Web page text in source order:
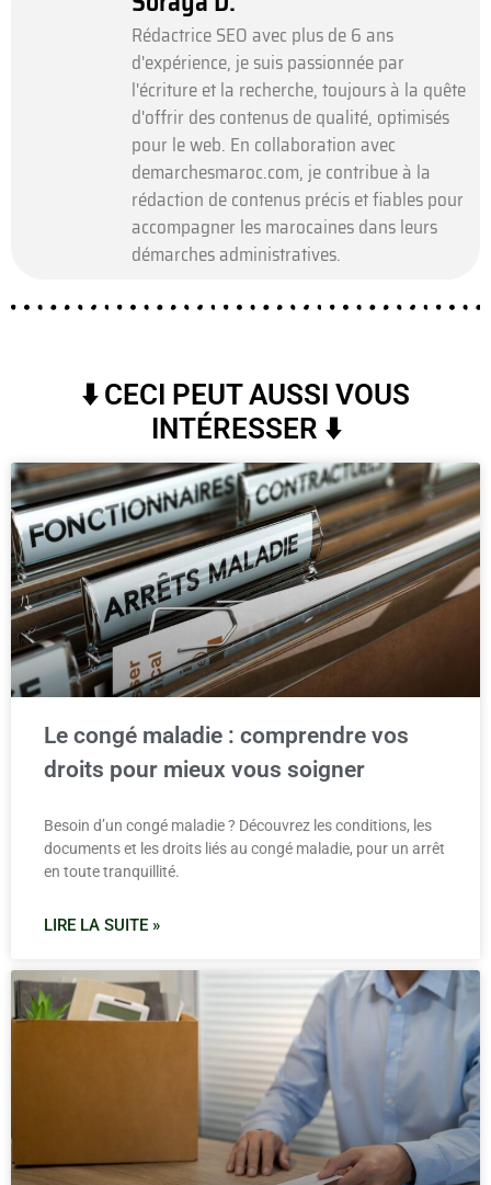
Rédactrice SEO avec plus de 6 ans
d'expérience, je suis passionnée par
l'écriture et la recherche, toujours à la quête
d'offrir des contenus de qualité, optimisés
pour le web. En collaboration avec
demarchesmaroc.com, je contribue à la
rédaction de contenus précis et fiables pour
accompagner les marocaines dans leurs
démarches administratives.
⬇️ CECI PEUT AUSSI VOUS
INTÉRESSER ⬇️
Le congé maladie : comprendre vos
droits pour mieux vous soigner
Besoin d’un congé maladie ? Découvrez les conditions, les
documents et les droits liés au congé maladie, pour un arrêt
en toute tranquillité.
LIRE LA SUITE »